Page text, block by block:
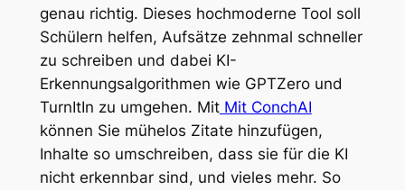
genau richtig. Dieses hochmoderne Tool soll
Schülern helfen, Aufsätze zehnmal schneller
zu schreiben und dabei KI-
Erkennungsalgorithmen wie GPTZero und
TurnItIn zu umgehen. MitMit ConchAI
können Sie mühelos Zitate hinzufügen,
Inhalte so umschreiben, dass sie für die KI
nicht erkennbar sind, und vieles mehr. So